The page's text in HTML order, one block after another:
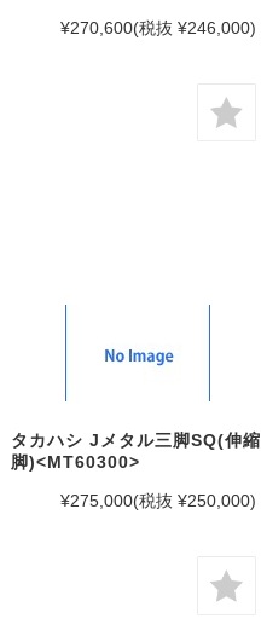
¥270,600(税抜 ¥246,000)
タカハシ Jメタル三脚SQ(伸縮
脚)<MT60300>
¥275,000(税抜 ¥250,000)